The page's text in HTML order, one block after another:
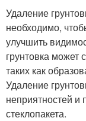
Удаление
необходимо,
улучшить
грунтовка может
таких как
Удаление
неприятностей и
стеклопакета.